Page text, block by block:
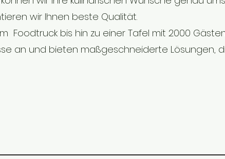
wir Ihnen beste Qualität.
Foodtruck bis hin zu einer Tafel mit 2000
an und bieten maßgeschneiderte Lösungen,